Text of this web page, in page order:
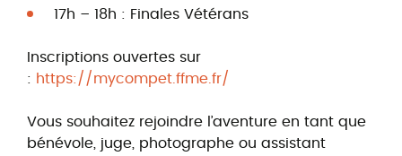
17h – 18h : Finales Vétérans
Inscriptions ouvertes sur
: https://mycompet.ffme.fr/
Vous souhaitez rejoindre l’aventure en tant que
bénévole, juge, photographe ou assistant